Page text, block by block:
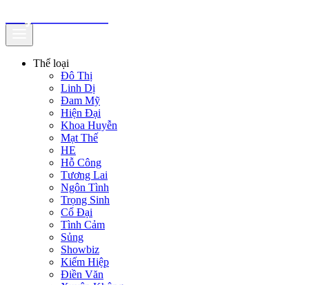
Thể loại
Đô Thị
Linh Dị
Đam Mỹ
Hiện Đại
Khoa Huyễn
Mạt Thế
HE
Hỗ Công
Tương Lai
Ngôn Tình
Trọng Sinh
Cổ Đại
Tình Cảm
Sủng
Showbiz
Kiếm Hiệp
Điền Văn